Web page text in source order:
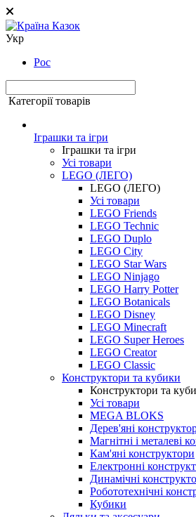
Укр
Рос
Категорії товарів
Іграшки та ігри
Іграшки та ігри
Усі товари
LEGO (ЛЕГО)
LEGO (ЛЕГО)
Усі товари
LEGO Friends
LEGO Technic
LEGO Duplo
LEGO City
LEGO Star Wars
LEGO Ninjago
LEGO Harry Potter
LEGO Botanicals
LEGO Disney
LEGO Minecraft
LEGO Super Heroes
LEGO Creator
LEGO Classic
Конструктори та кубики
Конструктори та
Усі товари
MEGA BLOKS
Дерев'яні
Магнітні і металеві
Кам'яні конструктори
Електронні
Динамічні
Робототехнічні
Кубики